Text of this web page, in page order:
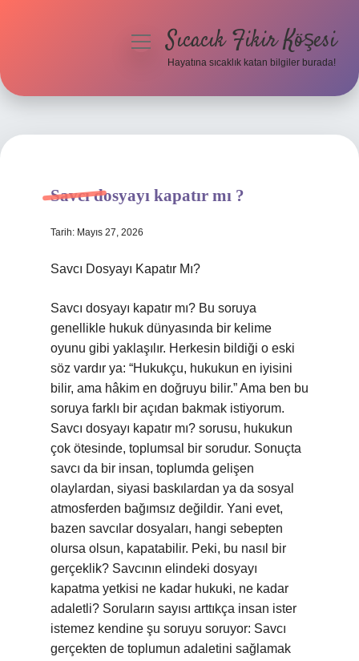
Hakkımızda
menüyüSıcacık Fikir Köşesi
Hayatına sıcaklık katan bilgiler burada!
Savcı dosyayı kapatır mı ?
Tarih: Mayıs 27, 2026
Savcı Dosyayı Kapatır Mı?
Savcı dosyayı kapatır mı? Bu soruya
genellikle hukuk dünyasında bir kelime
oyunu gibi yaklaşılır. Herkesin bildiği o eski
söz vardır ya: “Hukukçu, hukukun en iyisini
bilir, ama hâkim en doğruyu bilir.” Ama ben bu
soruya farklı bir açıdan bakmak istiyorum.
Savcı dosyayı kapatır mı? sorusu, hukukun
çok ötesinde, toplumsal bir sorudur. Sonuçta
savcı da bir insan, toplumda gelişen
olaylardan, siyasi baskılardan ya da sosyal
atmosferden bağımsız değildir. Yani evet,
bazen savcılar dosyaları, hangi sebepten
olursa olsun, kapatabilir. Peki, bu nasıl bir
gerçeklik? Savcının elindeki dosyayı
kapatma yetkisi ne kadar hukuki, ne kadar
adaletli? Soruların sayısı arttıkça insan ister
istemez kendine şu soruyu soruyor: Savcı
gerçekten de toplumun adaletini sağlamak